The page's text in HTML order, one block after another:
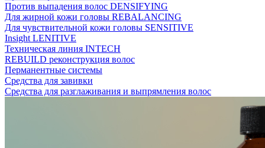
Против выпадения волос DENSIFYING
Для жирной кожи головы REBALANCING
Для чувствительной кожи головы SENSITIVE
Insight LENITIVE
Техническая линия INTECH
REBUILD реконструкция волос
Перманентные системы
Средства для завивки
Средства для разглаживания и выпрямления волос